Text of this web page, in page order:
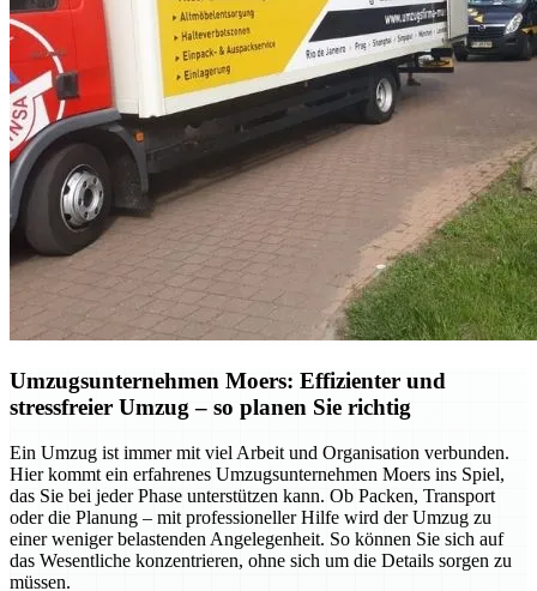
Umzugsunternehmen Moers: Effizienter und
stressfreier Umzug – so planen Sie richtig
Ein Umzug ist immer mit viel Arbeit und Organisation verbunden.
Hier kommt ein erfahrenes Umzugsunternehmen Moers ins Spiel,
das Sie bei jeder Phase unterstützen kann. Ob Packen, Transport
oder die Planung – mit professioneller Hilfe wird der Umzug zu
einer weniger belastenden Angelegenheit. So können Sie sich auf
das Wesentliche konzentrieren, ohne sich um die Details sorgen zu
müssen.